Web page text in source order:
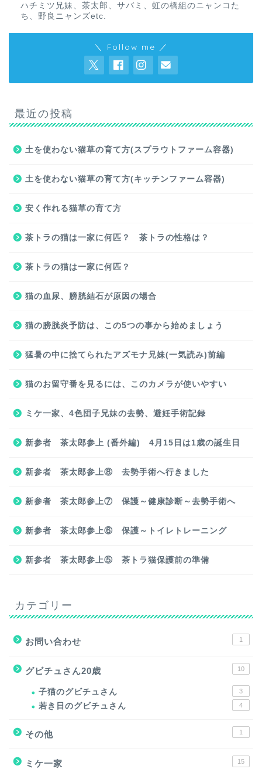
ハチミツ兄妹、茶太郎、サバミ、虹の橋組のニャンコた
ち、野良ニャンズetc.
＼ Follow me ／
最近の投稿
土を使わない猫草の育て方(スプラウトファーム容器)
土を使わない猫草の育て方(キッチンファーム容器)
安く作れる猫草の育て方
茶トラの猫は一家に何匹？ 茶トラの性格は？
茶トラの猫は一家に何匹？
猫の血尿、膀胱結石が原因の場合
猫の膀胱炎予防は、この5つの事から始めましょう
猛暑の中に捨てられたアズモナ兄妹(一気読み)前編
猫のお留守番を見るには、このカメラが使いやすい
ミケ一家、4色団子兄妹の去勢、避妊手術記録
新参者 茶太郎参上 (番外編) 4月15日は1歳の誕生日
新参者 茶太郎参上⑧ 去勢手術へ行きました
新参者 茶太郎参上⑦ 保護～健康診断～去勢手術へ
新参者 茶太郎参上⑥ 保護～トイレトレーニング
新参者 茶太郎参上⑤ 茶トラ猫保護前の準備
カテゴリー
お問い合わせ 1
グビチュさん20歳 10
子猫のグビチュさん 3
若き日のグビチュさん 4
その他 1
ミケ一家 15